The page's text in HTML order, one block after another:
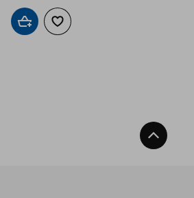
Добави в кошницата
Добави към списъка с любими
Нагоре